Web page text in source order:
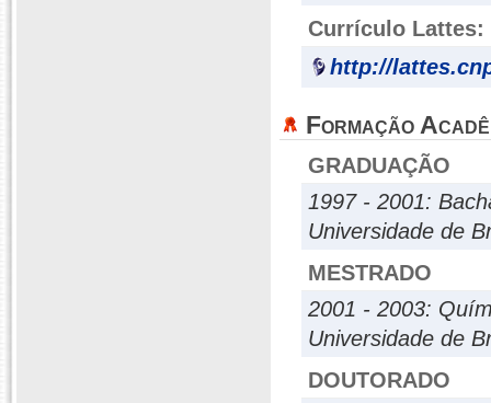
Currículo Lattes:
http://
Formação
GRADUAÇÃO
1997 - 2001:
Universidade de
MESTRADO
2001 - 2003:
Universidade de
DOUTORADO